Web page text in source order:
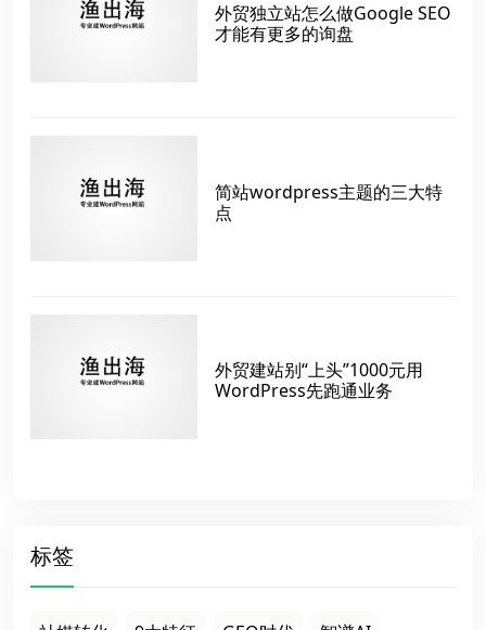
外贸独立站怎么做Google SEO
才能有更多的询盘
简站wordpress主题的三大特
点
外贸建站别“上头”1000元用
WordPress先跑通业务
标签